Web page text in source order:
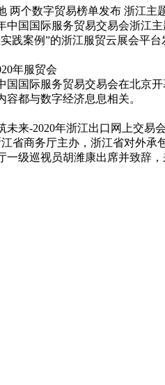
两个数字贸易榜单发布 浙江主
中国国际服务贸易交易会浙江
践案例”的浙江服贸云展会平台
年服贸会
国国际服务贸易交易会在北京
容都与数字经济息息相关。
未来-2020年浙江出口网上交易
省商务厅主办，浙江省对外承
一级巡视员胡潍康出席并致辞